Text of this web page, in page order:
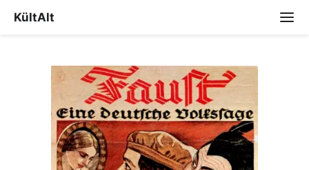
KültAlt